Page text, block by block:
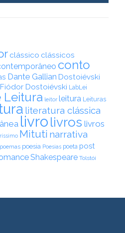
clássico clássicos
conto
Dante Gallian Dostoiévski
Fiódor Dostoiévski LabLei
Leitura leitor leitura Leituras
literatura clássica
livro livros livros
Mituti narrativa
poemas poesia Poesias poeta post
Shakespeare Tolstói